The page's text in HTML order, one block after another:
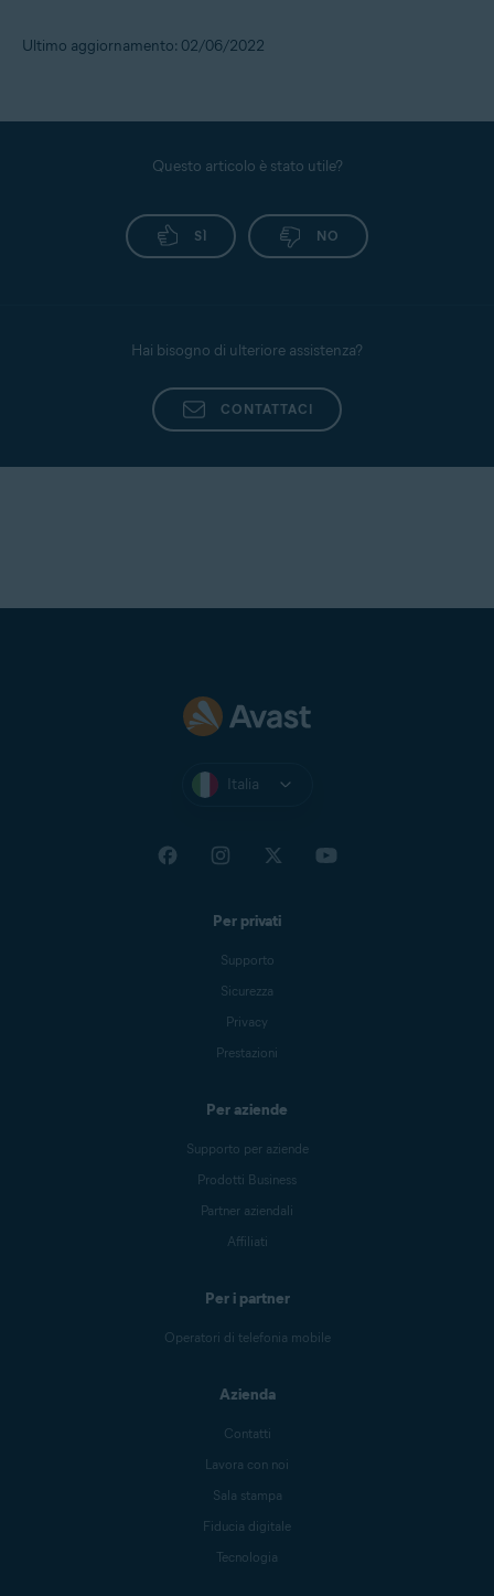
Ultimo aggiornamento: 02/06/2022
Questo articolo è stato utile?
SÌ NO
Hai bisogno di ulteriore assistenza?
CONTATTACI
Italia
Per privati
Supporto
Sicurezza
Privacy
Prestazioni
Per aziende
Supporto per aziende
Prodotti Business
Partner aziendali
Affiliati
Per i partner
Operatori di telefonia mobile
Azienda
Contatti
Lavora con noi
Sala stampa
Fiducia digitale
Tecnologia